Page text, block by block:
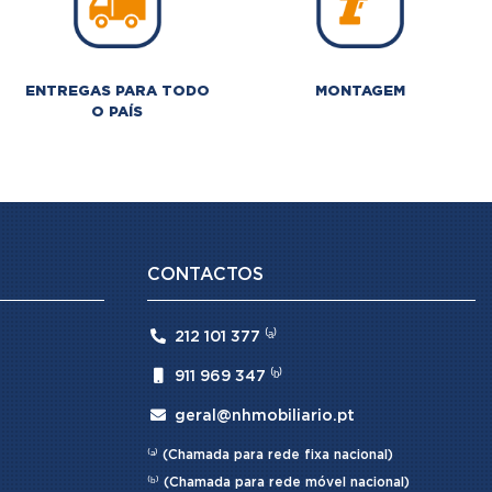
ENTREGAS PARA TODO
O PAÍS
MONTAGEM
CONTACTOS
 212 101 377 ⁽ᵃ⁾
911 969 347 ⁽ᵇ⁾
 geral@nhmobiliario.pt
⁽ᵃ⁾ (Chamada para rede fixa nacional)
⁽ᵇ⁾ (Chamada para rede móvel nacional)